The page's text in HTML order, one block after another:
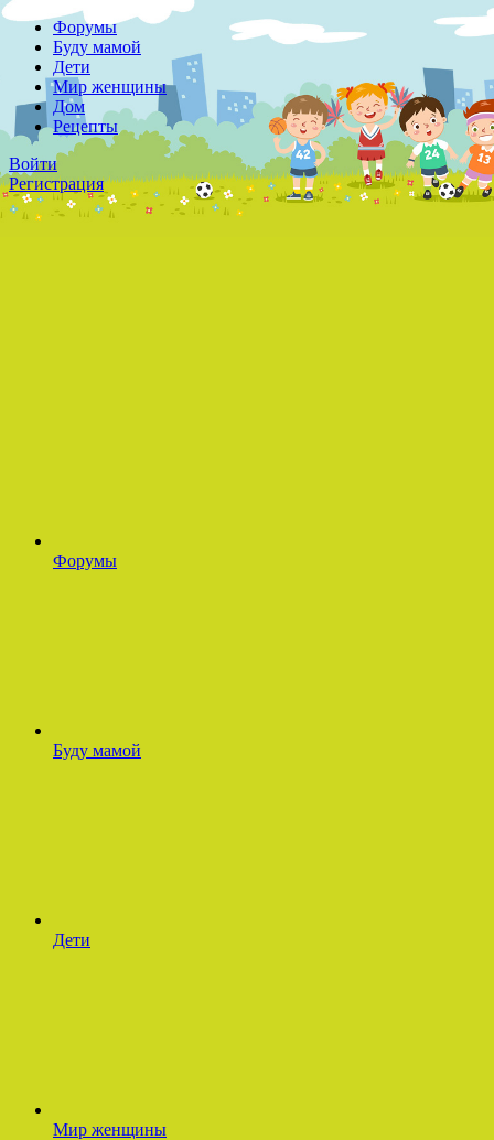
Форумы
Буду мамой
Дети
Мир женщины
Дом
Рецепты
Войти
Регистрация
Форумы
Буду мамой
Дети
Мир женщины